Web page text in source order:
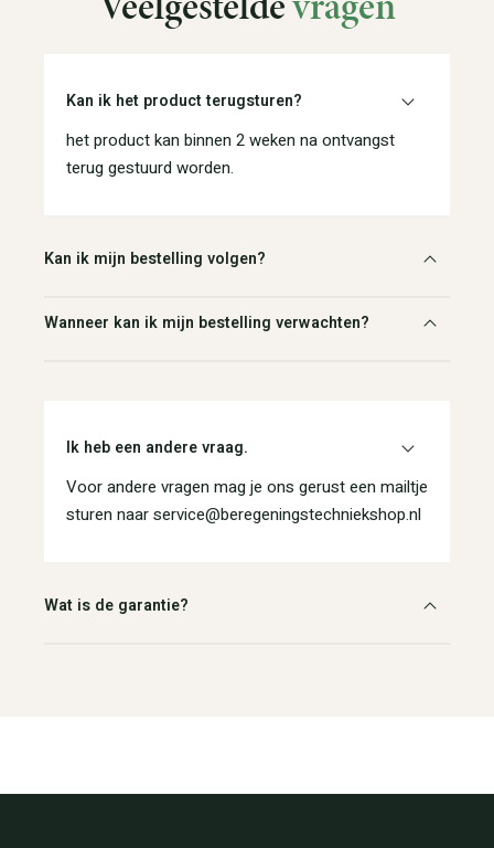
Kan ik het product terugsturen?
het product kan binnen 2 weken na ontvangst
terug gestuurd worden.
Kan ik mijn bestelling volgen?
Wanneer kan ik mijn bestelling verwachten?
Ik heb een andere vraag.
Voor andere vragen mag je ons gerust een mailtje
sturen naar service@beregeningstechniekshop.nl
Wat is de garantie?